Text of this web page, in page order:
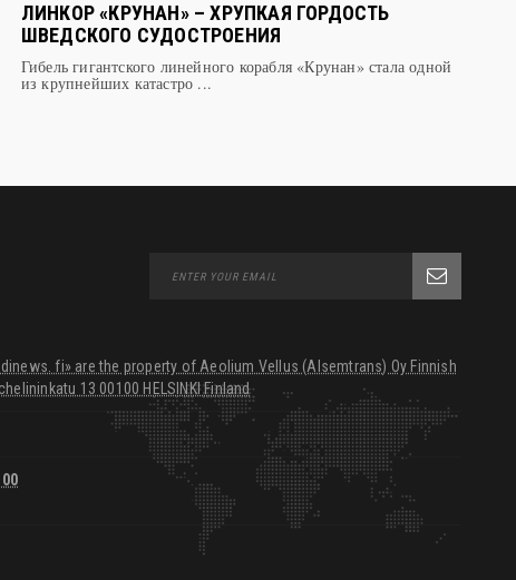
ЛИНКОР «КРУНАН» – ХРУПКАЯ ГОРДОСТЬ
ШВЕДСКОГО СУДОСТРОЕНИЯ
Гибель гигантского линейного корабля «Крунан» стала одной
из крупнейших катастро ...
fi» are the property of Aeolium Vellus (Alsemtrans) Oy Finnish
13 00100 HELSINKI Finland